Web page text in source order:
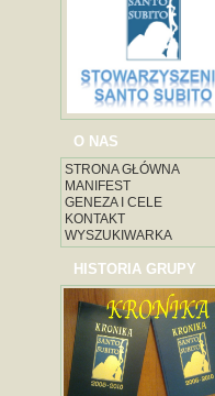
O NAS
STRONA GŁÓWNA
MANIFEST
GENEZA I CELE
KONTAKT
WYSZUKIWARKA
HISTORIA GRUPY